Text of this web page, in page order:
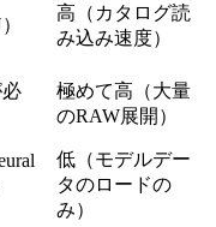
高（カタログ読
み込み速度）
極めて高（大量
のRAW展開）
低（モデルデー
タのロードの
み）